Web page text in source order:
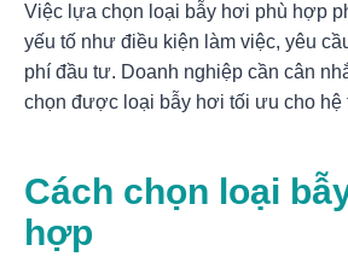
Việc lựa chọn loại bẫy hơi phù hợp
yếu tố như điều kiện làm việc, yêu
phí đầu tư. Doanh nghiệp cần cân
chọn được loại bẫy hơi tối ưu cho hệ
Cách chọn loại
hợp